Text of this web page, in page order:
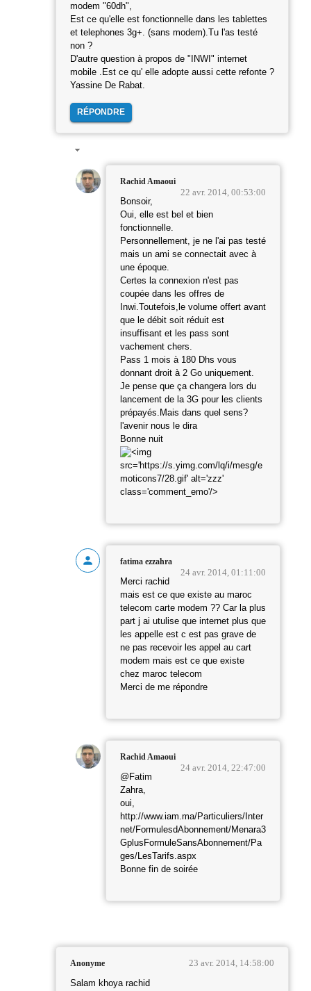
modem "60dh",
Est ce qu'elle est fonctionnelle dans les tablettes
et telephones 3g+. (sans modem).Tu l'as testé
non ?
D'autre question à propos de "INWI" internet
mobile .Est ce qu' elle adopte aussi cette refonte ?
Yassine De Rabat.
RÉPONDRE
Rachid Amaoui
22 avr. 2014, 00:53:00
Bonsoir,
Oui, elle est bel et bien
fonctionnelle.
Personnellement, je ne l'ai pas testé
mais un ami se connectait avec à
une époque.
Certes la connexion n'est pas
coupée dans les offres de
Inwi.Toutefois,le volume offert avant
que le débit soit réduit est
insuffisant et les pass sont
vachement chers.
Pass 1 mois à 180 Dhs vous
donnant droit à 2 Go uniquement.
Je pense que ça changera lors du
lancement de la 3G pour les clients
prépayés.Mais dans quel sens?
l'avenir nous le dira
Bonne nuit
fatima ezzahra
24 avr. 2014, 01:11:00
Merci rachid
mais est ce que existe au maroc
telecom carte modem ?? Car la plus
part j ai utulise que internet plus que
les appelle est c est pas grave de
ne pas recevoir les appel au cart
modem mais est ce que existe
chez maroc telecom
Merci de me répondre
Rachid Amaoui
24 avr. 2014, 22:47:00
@Fatim
Zahra,
oui,
http://www.iam.ma/Particuliers/Inter
net/FormulesdAbonnement/Menara3
GplusFormuleSansAbonnement/Pa
ges/LesTarifs.aspx
Bonne fin de soirée
Anonyme 23 avr. 2014, 14:58:00
Salam khoya rachid